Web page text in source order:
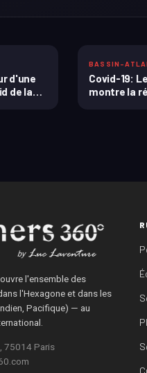
d'une
de la
BASSIN-
Covid-19:
montre la
l'ensemble des
l'Hexagone et dans les
Pacifique) — au
75014 Paris